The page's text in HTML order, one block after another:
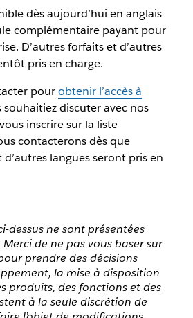
dès aujourd’hui en anglais
complémentaire payant pour
D’autres forfaits et d’autres
pris en charge.
pourobtenir l’accès à
souhaitiez discuter avec nos
inscrire sur la liste
contacterons dès que
langues seront pris en
dessus ne sont présentées
de ne pas vous baser sur
prendre des décisions
la mise à disposition
produits, des fonctions et des
à la seule discrétion de